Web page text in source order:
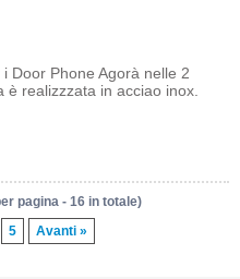
Door Phone Agorà nelle 2
è realizzzata in acciao inox.
pagina - 16 in totale)
5 Avanti »